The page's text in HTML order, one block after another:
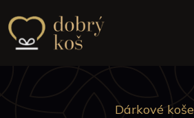
Dárkové koše